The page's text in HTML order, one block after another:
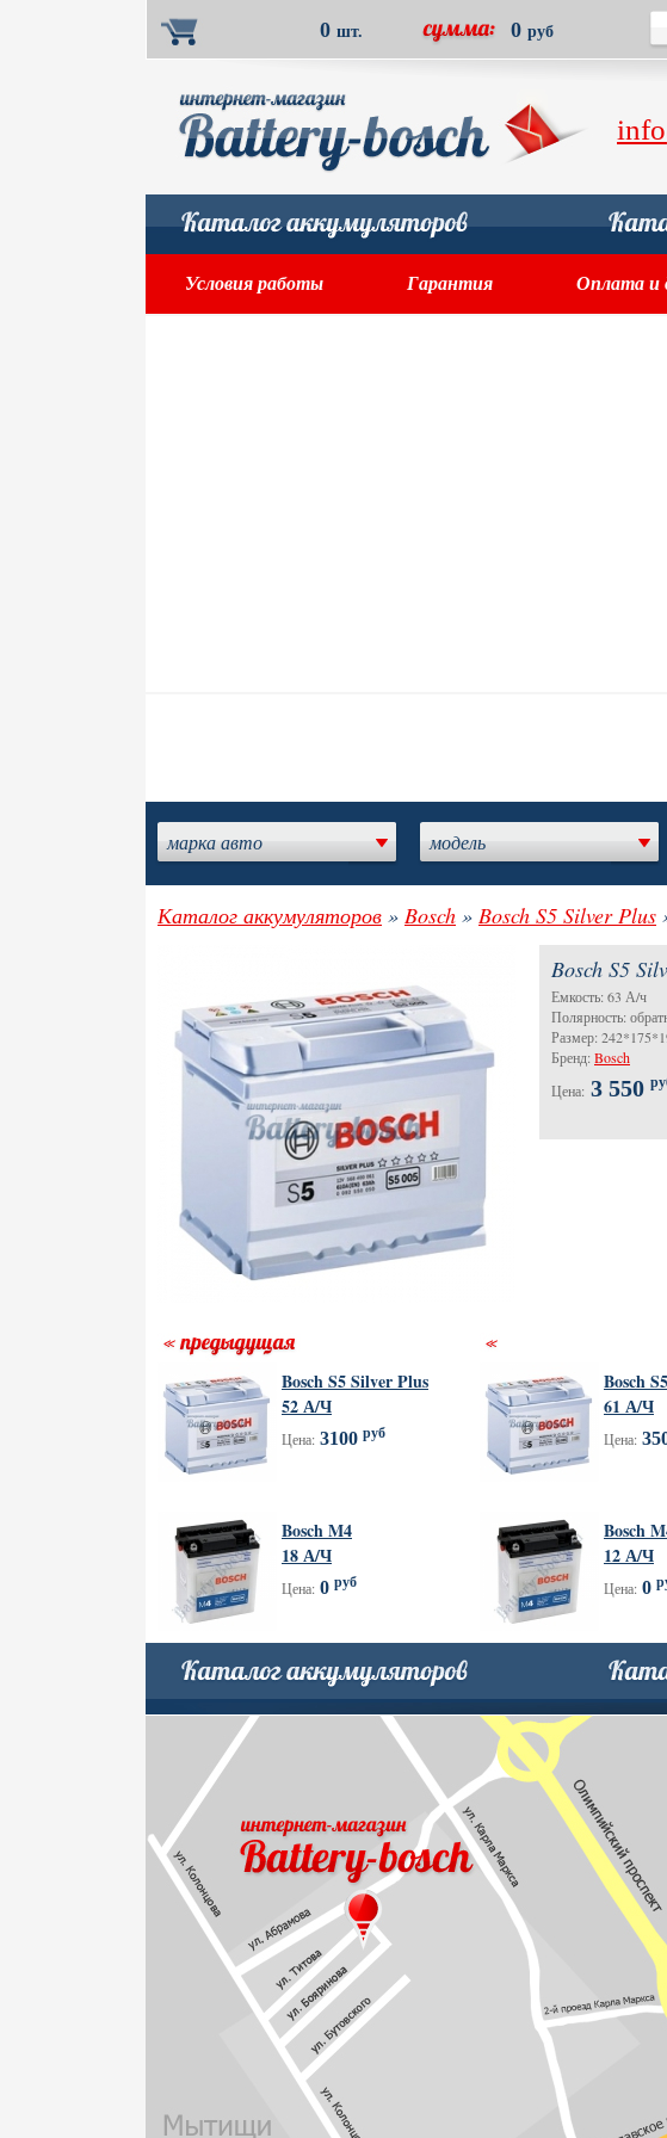
0 шт. 0 руб
Условия работы Гарантия Оплата и
марка авто модель
Каталог аккумуляторов » Bosch » Bosch S5 Silver Plus
Bosch S5
Емкость: 63 А/ч
Полярность:
Размер:
Бренд: Bosch
Цена: 3 550
Bosch S5 Silver Plus
52 А/Ч
Цена: 3100 руб
Bosch
61 А/Ч
Цена:
Bosch M4
18 А/Ч
Цена: 0 руб
Bosch
12 А/Ч
Цена: 0